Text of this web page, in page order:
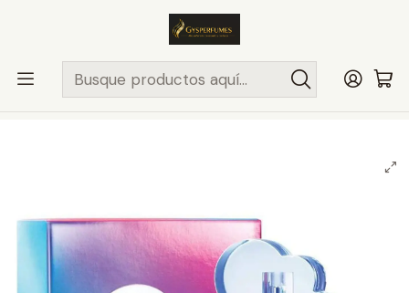
en compras hasta las 13Hrs, valido solo en
Comunas ..>>
Inicio PERFUMES Y COLONIAS ARIANA GRANDE
MUJER
ARIANA GRANDE CLOUD 100ML EDP